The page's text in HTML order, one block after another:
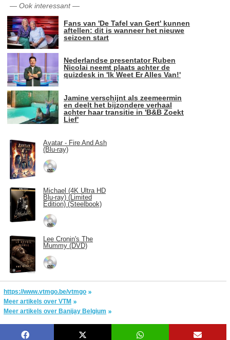
— Ook interessant—
Fans van 'De Tafel van Gert' kunnen
aftellen: dit is wanneer het nieuwe
seizoen start
Nederlandse presentator Ruben
Nicolai neemt plaats achter de
quizdesk in 'Ik Weet Er Alles Van!'
Jamine verschijnt als zeemeermin
en deelt het bijzondere verhaal
achter haar transitie in 'B&B Zoekt
Lief'
Avatar - Fire And Ash
(Blu-ray)
Michael (4K Ultra HD
Blu-ray) (Limited
Edition) (Steelbook)
Lee Cronin's The
Mummy (DVD)
https://www.vtmgo.be/vtmgo
Meer artikels over VTM
Meer artikels over Banijay Belgium